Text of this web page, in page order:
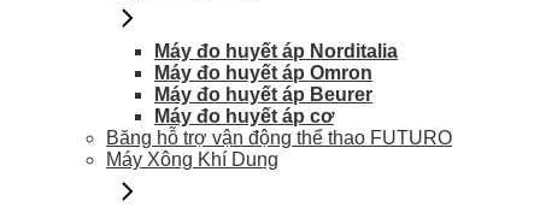
Máy đo huyết áp Norditalia
Máy đo huyết áp Omron
Máy đo huyết áp Beurer
Máy đo huyết áp cơ
Băng hỗ trợ vận động thể thao FUTURO
Máy Xông Khí Dung